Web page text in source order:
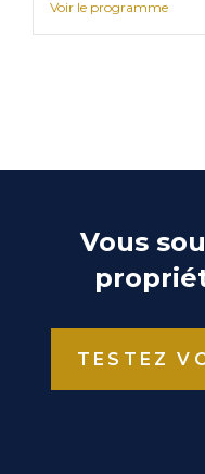
Voir le programme
Vous
TESTEZ